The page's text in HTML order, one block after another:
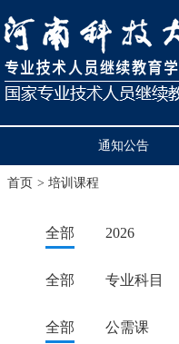
通知公告
首页 > 培训课程
全部 2026
全部 专业科目
全部 公需课